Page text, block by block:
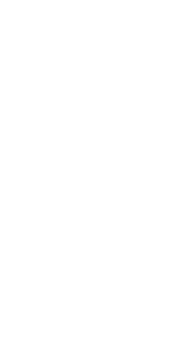
artística, como origamis